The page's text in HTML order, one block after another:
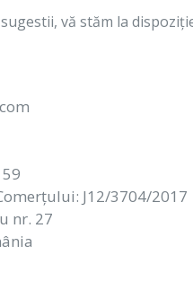
vă stăm la
J12/3704/2017
nr. 27